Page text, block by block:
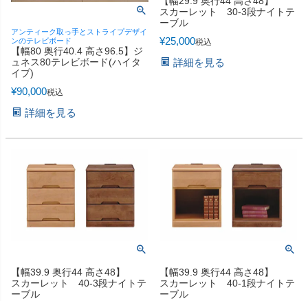
アンティーク取っ手とストライプデザイ
ンのテレビボード
【幅80 奥行40.4 高さ96.5】ジ
ュネス80テレビボード(ハイタ
イプ)
¥90,000税込
詳細を見る
スカーレット 30-3段ナイトテ
ーブル
¥25,000税込
詳細を見る
【幅39.9 奥行44 高さ48】
スカーレット 40-3段ナイトテ
ーブル
【幅39.9 奥行44 高さ48】
スカーレット 40-1段ナイトテ
ーブル